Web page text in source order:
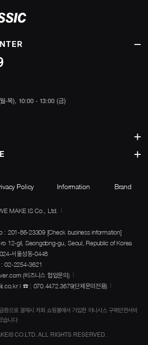
-목), 10:00 - 13:00 (금)
Policy Information Brand
MAKE IS Co., Ltd.
: 201-86-23309 [Check business information]
12-gil, Seongdong-gu, Seoul, Republic of Korea
서울성동-0448
: 02-2254-3621
(비즈니스 협업문의)
| ☎ : 070.4472.3679(단체문의전용)
등으로 결제시 저희 쇼핑몰에서 가입한 이니시스 구매안전서비
습니다
CO.LTD. ALL RIGHTS RESERVED.